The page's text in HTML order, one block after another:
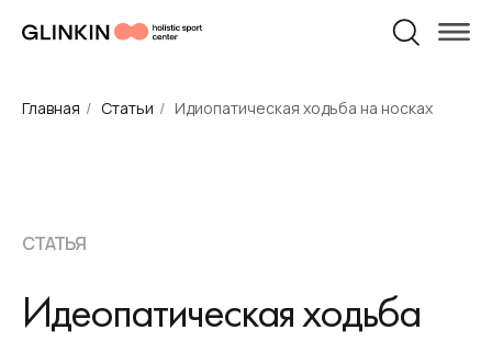
реабилитация
тренировки
и родам
Главная / Статьи / Идиопатическая ходьба на носках
СТАТЬЯ
Идеопатическая ходьба